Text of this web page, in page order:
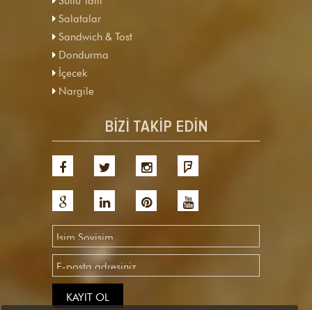
Salatalar
Sandwich & Tost
Dondurma
İçecek
Nargile
BİZİ TAKİP EDİN
KAYIT OL